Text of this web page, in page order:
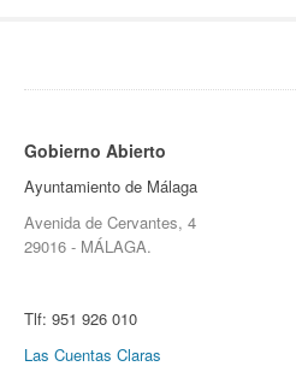
Gobierno Abierto
Ayuntamiento de Málaga
Avenida de Cervantes, 4
29016 - MÁLAGA.
Tlf: 951 926 010
Las Cuentas Claras